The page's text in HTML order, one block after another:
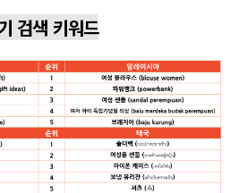
검색 키워드